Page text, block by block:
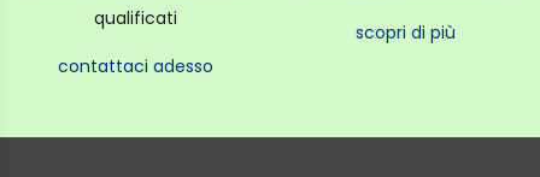
qualificati
contattaci adesso
scopri di più